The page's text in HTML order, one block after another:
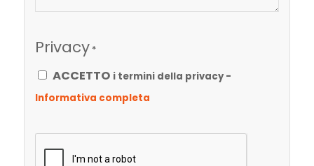
Privacy *
ACCETTO i termini della privacy -
Informativa completa